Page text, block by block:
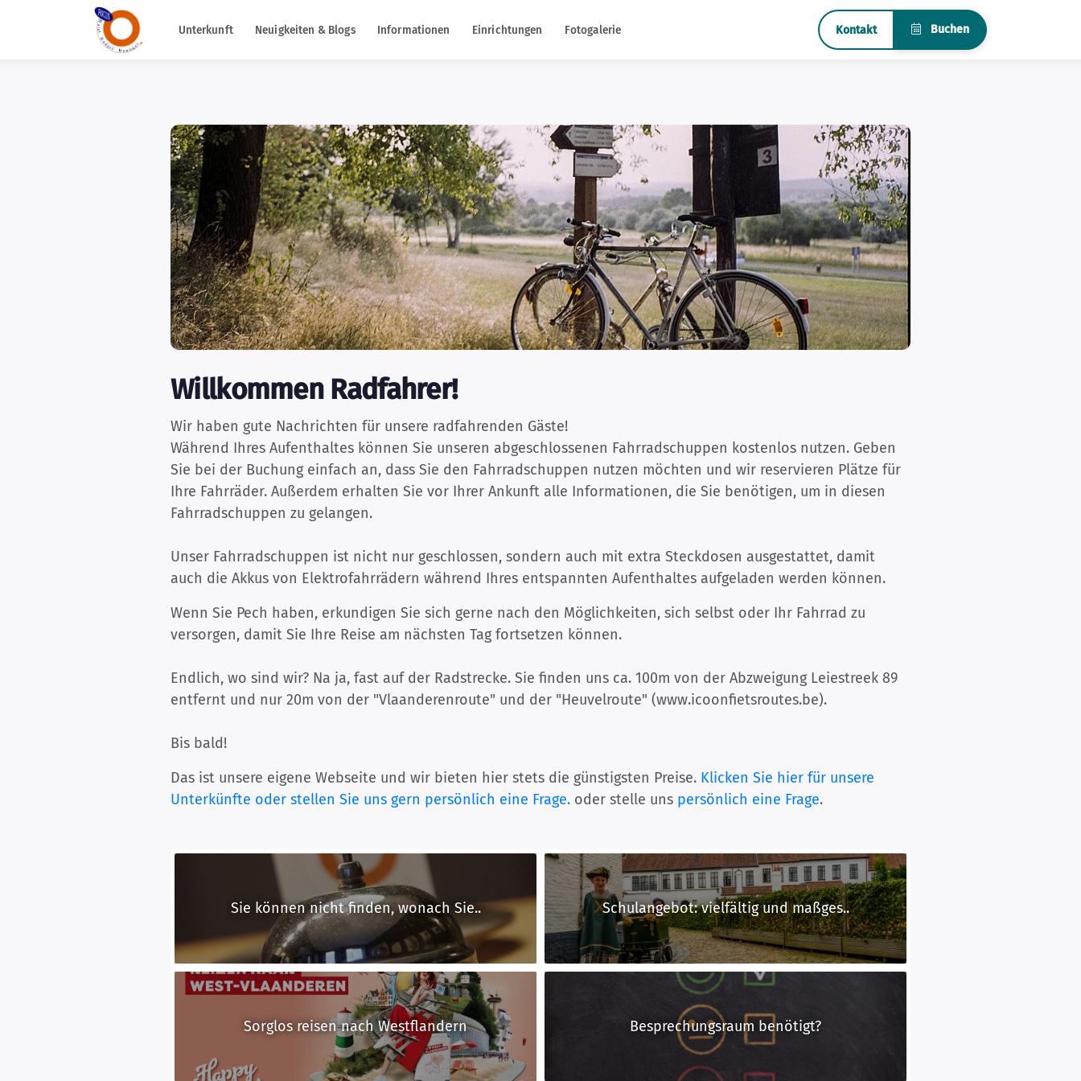
Unterkunft Neuigkeiten & Blogs Informationen Einrichtungen Fotogalerie Kontakt Buchen
Willkommen Radfahrer!
Wir haben gute Nachrichten für unsere radfahrenden Gäste!
Während Ihres Aufenthaltes können Sie unseren abgeschlossenen Fahrradschuppen kostenlos nutzen. Geben
Sie bei der Buchung einfach an, dass Sie den Fahrradschuppen nutzen möchten und wir reservieren Plätze für
Ihre Fahrräder. Außerdem erhalten Sie vor Ihrer Ankunft alle Informationen, die Sie benötigen, um in diesen
Fahrradschuppen zu gelangen.
Unser Fahrradschuppen ist nicht nur geschlossen, sondern auch mit extra Steckdosen ausgestattet, damit
auch die Akkus von Elektrofahrrädern während Ihres entspannten Aufenthaltes aufgeladen werden können.
Wenn Sie Pech haben, erkundigen Sie sich gerne nach den Möglichkeiten, sich selbst oder Ihr Fahrrad zu
versorgen, damit Sie Ihre Reise am nächsten Tag fortsetzen können.
Endlich, wo sind wir? Na ja, fast auf der Radstrecke. Sie finden uns ca. 100m von der Abzweigung Leiestreek 89
entfernt und nur 20m von der "Vlaanderenroute" und der "Heuvelroute" (www.icoonfietsroutes.be).
Bis bald!
Das ist unsere eigene Webseite und wir bieten hier stets die günstigsten Preise. Klicken Sie hier für unsere
Unterkünfte oder stellen Sie uns gern persönlich eine Frage. oder stelle uns persönlich eine Frage.
Sie können nicht finden, wonach Sie.. Schulangebot: vielfältig und maßges..
Sorglos reisen nach Westflandern Besprechungsraum benötigt?